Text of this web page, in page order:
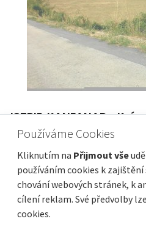
ISTRIE, KANFANAR -
pro výstavbu dvou vil
Cena za m2
80 €/m²
Plocha celkem
1 991 m²
Používáme Cookies
Kliknutím na Přijmout vše
používáním cookies k
chování webových stránek, k
cílení reklam. Své předvolby
cookies.